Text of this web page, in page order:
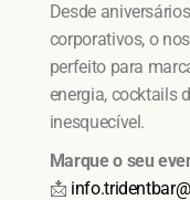
Desde
corporativos, o
perfeito para
energia, cocktails
inesquecível.
Marque o seu
📩